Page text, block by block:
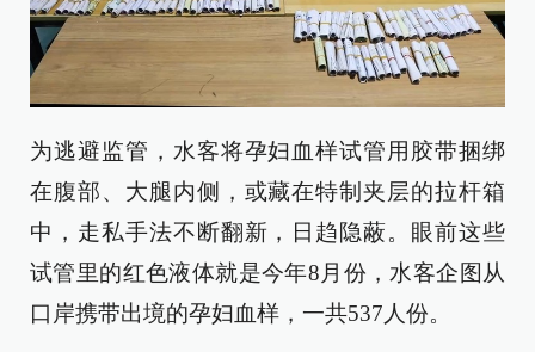
为逃避监管，水客将孕妇血样试管用胶带捆绑
在腹部、大腿内侧，或藏在特制夹层的拉杆箱
中，走私手法不断翻新，日趋隐蔽。眼前这些
试管里的红色液体就是今年8月份，水客企图从
口岸携带出境的孕妇血样，一共537人份。